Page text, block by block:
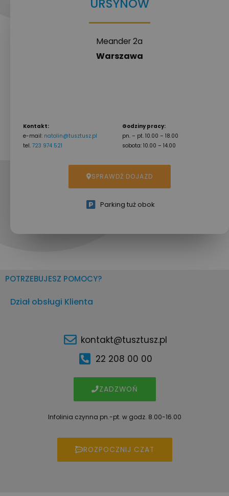
URSYNÓW
Meander 2a
Warszawa
Kontakt:
e-mail: natolin@tusztusz.pl
tel. 723 974 521
Godziny pracy:
pn. – pt. 10.00 – 18.00
sobota: 10.00 – 14.00
SPRAWDŹ DOJAZD
Parking tuż obok
POTRZEBUJESZ POMOCY?
Dział obsługi Klienta
kontakt@tusztusz.pl
22 208 00 00
ZADZWOŃ
Infolinia czynna pn.-pt. w godz. 8.00-16.00
ROZPOCZNIJ CZAT